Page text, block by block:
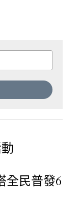
全民普發6